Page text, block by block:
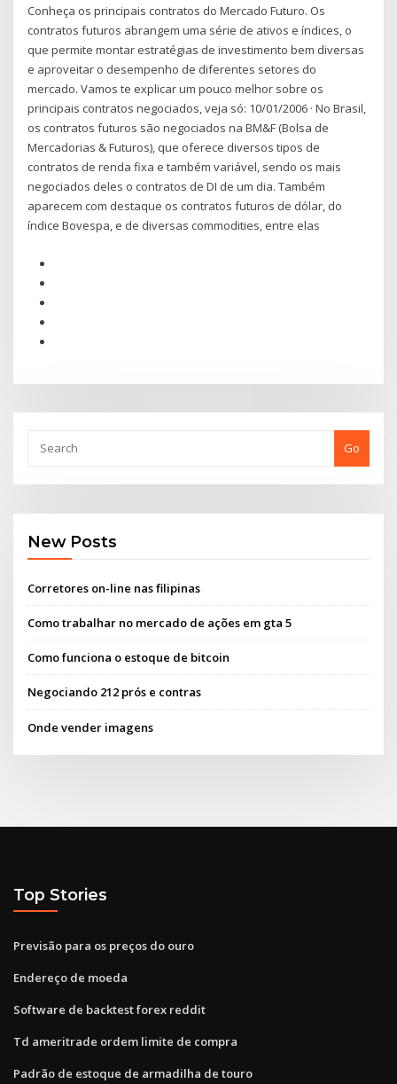
Conheça os principais contratos do Mercado Futuro. Os
contratos futuros abrangem uma série de ativos e índices, o
que permite montar estratégias de investimento bem diversas
e aproveitar o desempenho de diferentes setores do
mercado. Vamos te explicar um pouco melhor sobre os
principais contratos negociados, veja só: 10/01/2006 · No Brasil,
os contratos futuros são negociados na BM&F (Bolsa de
Mercadorias & Futuros), que oferece diversos tipos de
contratos de renda fixa e também variável, sendo os mais
negociados deles o contratos de DI de um dia. Também
aparecem com destaque os contratos futuros de dólar, do
índice Bovespa, e de diversas commodities, entre elas
Go
New Posts
Corretores on-line nas filipinas
Como trabalhar no mercado de ações em gta 5
Como funciona o estoque de bitcoin
Negociando 212 prós e contras
Onde vender imagens
Top Stories
Previsão para os preços do ouro
Endereço de moeda
Software de backtest forex reddit
Td ameritrade ordem limite de compra
Padrão de estoque de armadilha de touro